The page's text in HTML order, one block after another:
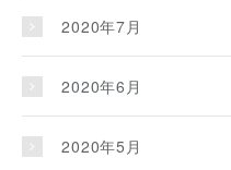
2020年7月
2020年6月
2020年5月